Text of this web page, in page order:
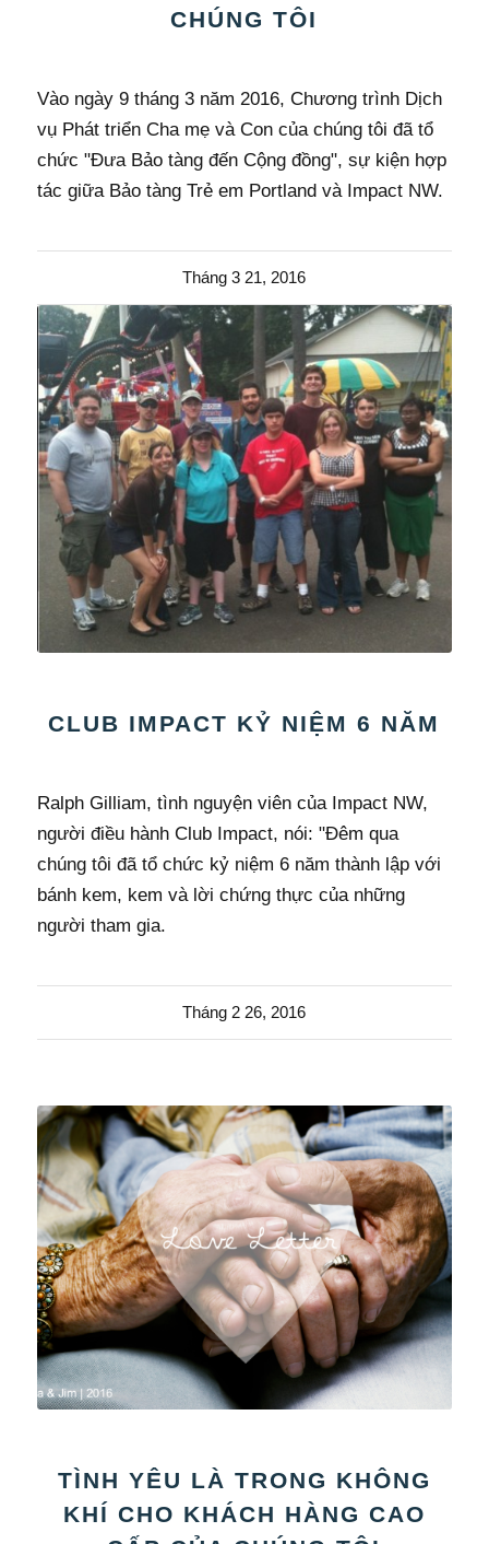
CHÚNG TÔI
Vào ngày 9 tháng 3 năm 2016, Chương trình Dịch
vụ Phát triển Cha mẹ và Con của chúng tôi đã tổ
chức "Đưa Bảo tàng đến Cộng đồng", sự kiện hợp
tác giữa Bảo tàng Trẻ em Portland và Impact NW.
Tháng 3 21, 2016
CLUB IMPACT KỶ NIỆM 6 NĂM
Ralph Gilliam, tình nguyện viên của Impact NW,
người điều hành Club Impact, nói: "Đêm qua
chúng tôi đã tổ chức kỷ niệm 6 năm thành lập với
bánh kem, kem và lời chứng thực của những
người tham gia.
Tháng 2 26, 2016
TÌNH YÊU LÀ TRONG KHÔNG
KHÍ CHO KHÁCH HÀNG CAO